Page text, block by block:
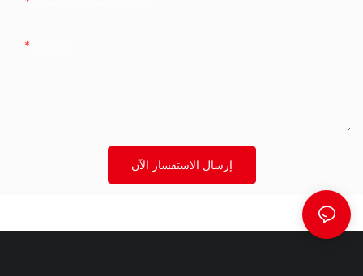
إرسال الاستفسار الآن